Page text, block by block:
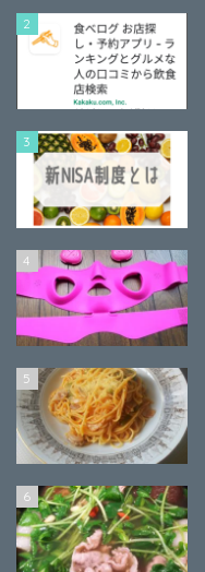
2
3
4
5
6